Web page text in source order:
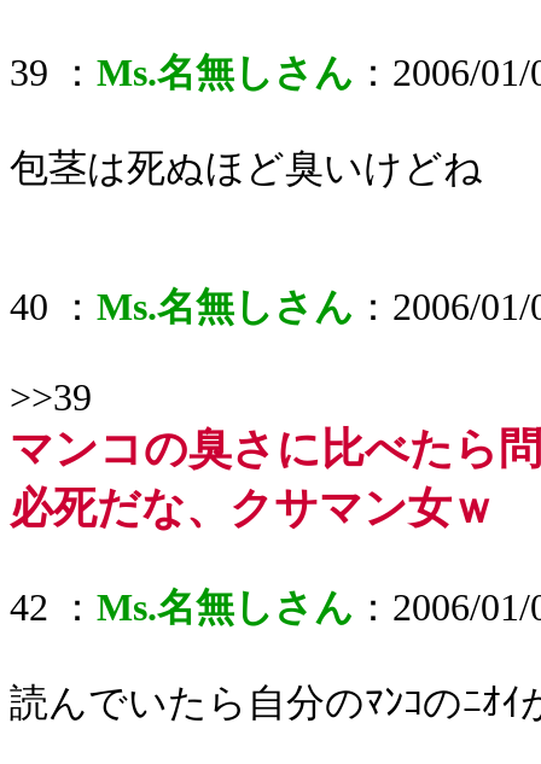
39 ： Ms.名無しさん ：2006/
包茎は死ぬほど臭いけどね
40 ： Ms.名無しさん ：2006/
>>39
マンコの臭さに比べたら
必死だな、クサマン女ｗ
42 ： Ms.名無しさん ：2006/
読んでいたら自分のﾏﾝｺのﾆｵ